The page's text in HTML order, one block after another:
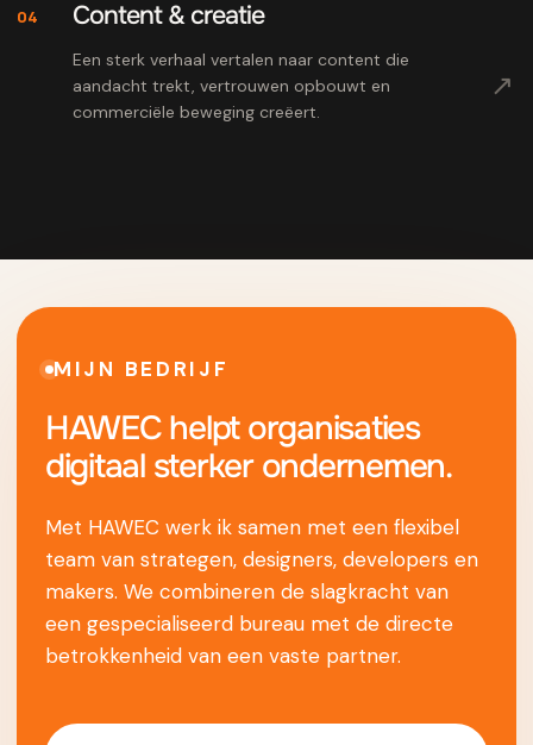
04 Content & creatie
Een sterk verhaal vertalen naar content die
aandacht trekt, vertrouwen opbouwt en
commerciële beweging creëert.
↗
MIJN BEDRIJF
HAWEC helpt organisaties
digitaal sterker ondernemen.
Met HAWEC werk ik samen met een flexibel
team van strategen, designers, developers en
makers. We combineren de slagkracht van
een gespecialiseerd bureau met de directe
betrokkenheid van een vaste partner.